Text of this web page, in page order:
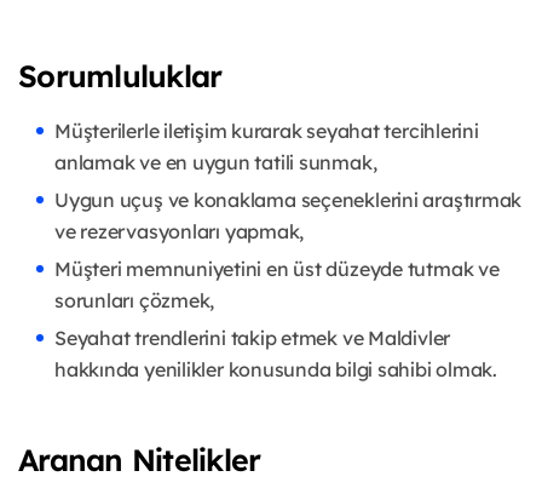
Sorumluluklar
Müşterilerle iletişim kurarak seyahat tercihlerini
anlamak ve en uygun tatili sunmak,
Uygun uçuş ve konaklama seçeneklerini araştırmak
ve rezervasyonları yapmak,
Müşteri memnuniyetini en üst düzeyde tutmak ve
sorunları çözmek,
Seyahat trendlerini takip etmek ve Maldivler
hakkında yenilikler konusunda bilgi sahibi olmak.
Aranan Nitelikler